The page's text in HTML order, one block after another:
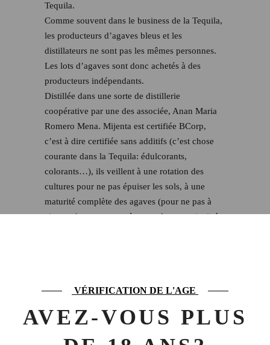
VÉRIFICATION DE L'AGE
AVEZ-VOUS PLUS
Tequila.
Comme souvent dans le business de la Tequila,
les producteurs d’agaves bleus et les
distillateurs ne sont pas les mêmes personnes.
Les lots d’agaves sont donc achetés à des
producteurs indépendants.
Distillée dans une sorte de distillerie
coopérative par une des associée, Anan Maria
Romero Mena. Mijenta est certifiée BCorp,
c’est à dire certifiée sans additifs (c’est chose
courante dans la Tequila: édulcorants,
colorants…), ils veillent à une rotation des
cultures pour ne pas épuiser les sols, à une
maturité complète des agaves (pour ne pas à
ajouter de sucres exogènes en fermentation), à